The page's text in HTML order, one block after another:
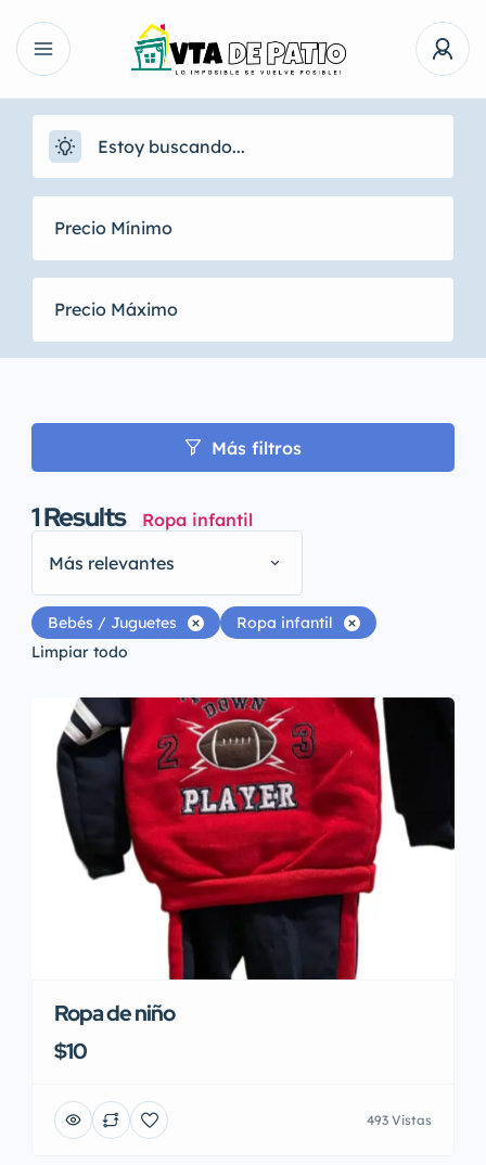
Más filtros
1Results
Ropa infantil
Más relevantes
Bebés / Juguetes
Ropa infantil
Limpiar todo
Ropa de niño
$10
493 Vistas